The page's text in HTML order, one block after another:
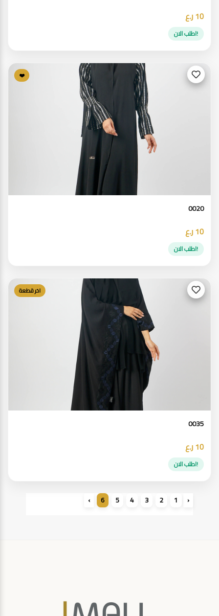
10 ر.ع
!اطلب الان
❤️
0020
10 ر.ع
!اطلب الان
اخر قطعة
0035
10 ر.ع
!اطلب الان
‹
1
2
3
4
5
6
›